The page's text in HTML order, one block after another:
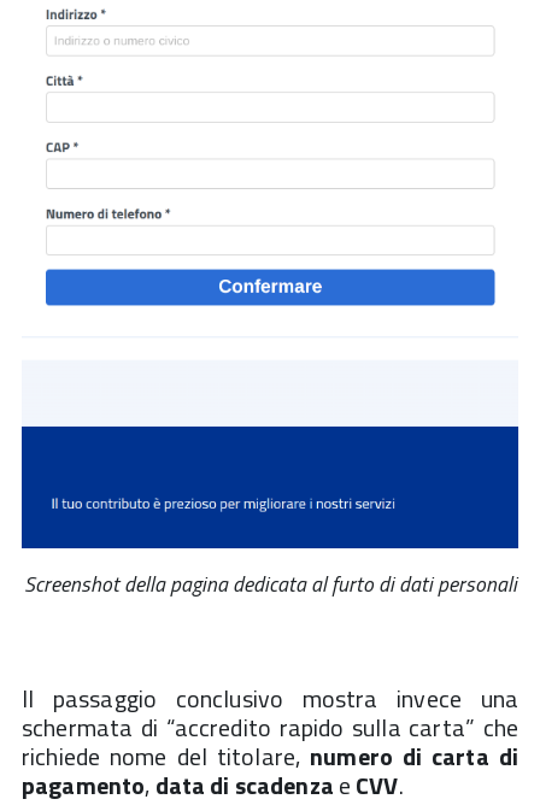
Screenshot della pagina dedicata al furto di dati personali
Il passaggio conclusivo mostra invece una
schermata di “accredito rapido sulla carta” che
richiede nome del titolare, numero di carta di
pagamento,data di scadenzaeCVV.